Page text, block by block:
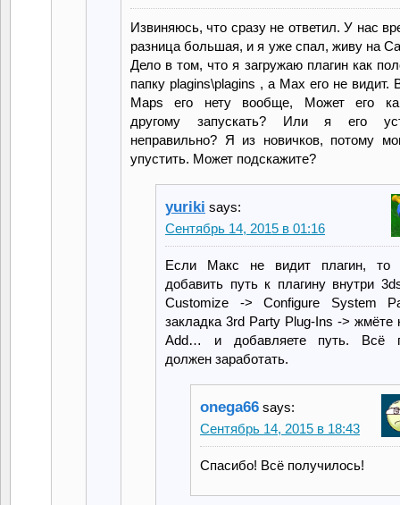
Извиняюсь, что сразу не ответил. У нас
разница большая, и я уже спал, живу на
Дело в том, что я загружаю плагин как
папку plagins\plagins , а Max его не видит.
Maps его нету вообще, Может его
другому запускать? Или я его
неправильно? Я из новичков, потому
упустить. Может подскажите?
yuriki says:
Сентябрь 14, 2015 в 01:16
Если Макс не видит плагин, то
добавить путь к плагину внутри
Customize -> Configure System
закладка 3rd Party Plug-Ins -> жмёте
Add… и добавляете путь. Всё
должен заработать.
onega66 says:
Сентябрь 14, 2015 в 18:43
Спасибо! Всё получилось!